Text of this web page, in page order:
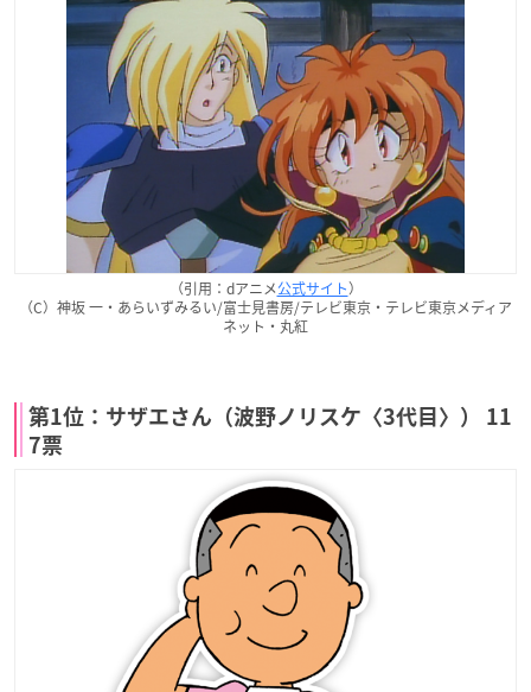
（引用：dアニメ公式サイト）
（C）神坂 一・あらいずみるい/富士見書房/テレビ東京・テレビ東京メディア
ネット・丸紅
第1位：サザエさん（波野ノリスケ〈3代目〉） 11
7票